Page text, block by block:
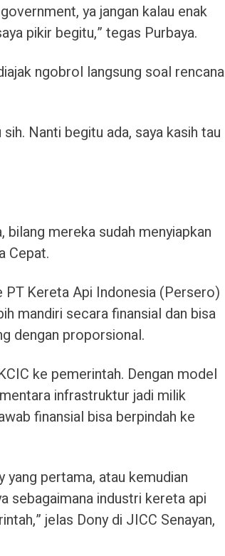
ya jangan kalau enak
pikir begitu,” tegas Purbaya.
ngobrol langsung soal rencana
Nanti begitu ada, saya kasih tau
bilang mereka sudah menyiapkan
Cepat.
Kereta Api Indonesia (Persero)
mandiri secara finansial dan bisa
dengan proporsional.
ke pemerintah. Dengan model
infrastruktur jadi milik
finansial bisa berpindah ke
yang pertama, atau kemudian
sebagaimana industri kereta api
jelas Dony di JICC Senayan,